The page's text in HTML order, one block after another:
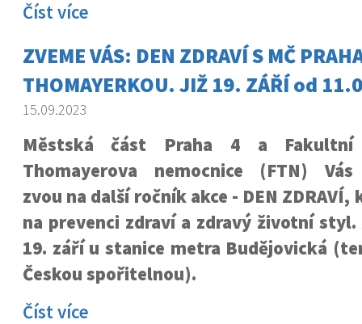
Číst více
ZVEME VÁS: DEN ZDRAVÍ S MČ
THOMAYERKOU. JIŽ 19. ZÁŘÍ od
15.09.2023
Městská část Praha 4 a Fakultní
Thomayerova nemocnice (FTN) Vás
zvou na další ročník akce - DEN
na prevenci zdraví a zdravý životní styl.
19. září u stanice metra Budějovická
Českou spořitelnou).
Číst více